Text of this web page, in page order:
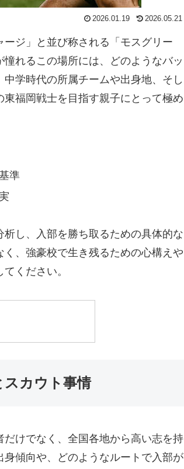
2026.01.19 2026.05.21
ジ」と並び称される「モスグリー
れるこの場所には、どのようなバッ
学時代の所属チームや出身地、そし
福岡戦士を目指す親子にとって極め
準
し、入部を勝ち取るための具体的な
、強豪校で生き残るための心構えや
ください。
スカウト事情
けでなく、全国各地から高い志を持
傾向や、どのようなルートで入部が